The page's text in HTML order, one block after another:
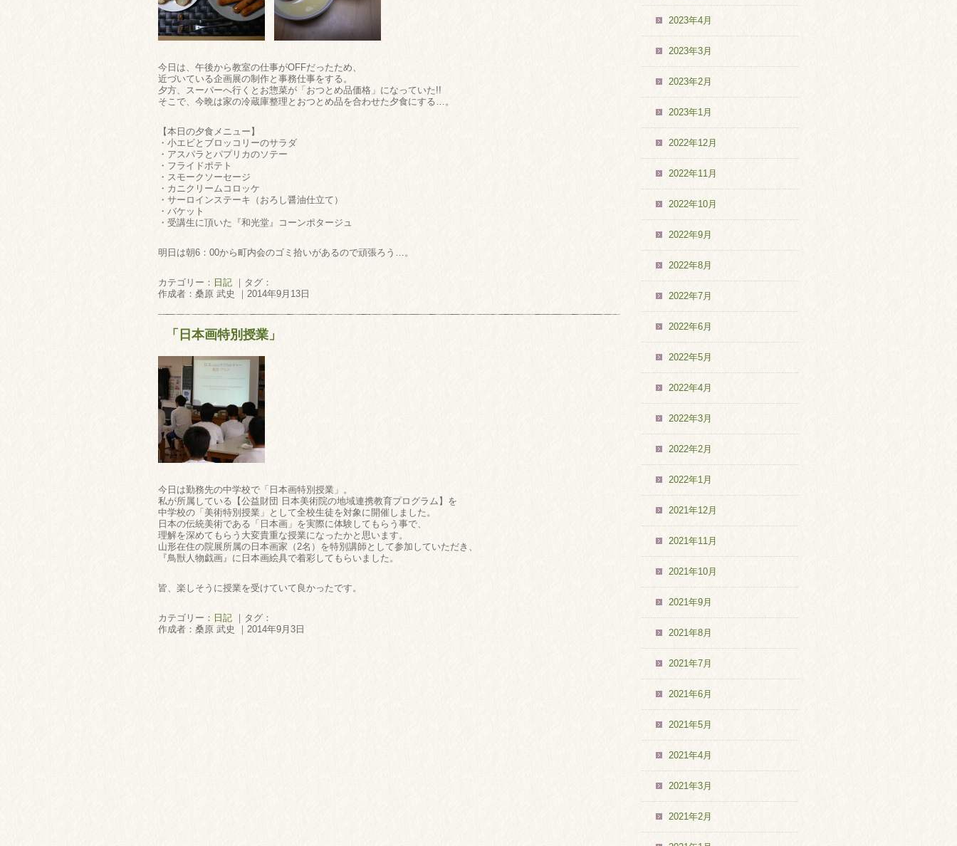
今日は、午後から教室の仕事がOFFだったため、
近づいている企画展の制作と事務仕事をする。
夕方、スーパーへ行くとお惣菜が「おつとめ品価格」になっていた!!
そこで、今晩は家の冷蔵庫整理とおつとめ品を合わせた夕食にする…。
【本日の夕食メニュー】
・小エビとブロッコリーのサラダ
・アスパラとパプリカのソテー
・フライドポテト
・スモークソーセージ
・カニクリームコロッケ
・サーロインステーキ（おろし醤油仕立て）
・バケット
・受講生に頂いた『和光堂』コーンポタージュ
明日は朝6：00から町内会のゴミ拾いがあるので頑張ろう…。
カテゴリー： 日記 ｜タグ：
作成者：桑原 武史 ｜2014年9月13日
「日本画特別授業」
今日は勤務先の中学校で「日本画特別授業」。
私が所属している【公益財団 日本美術院の地域連携教育プログラム】を
中学校の「美術特別授業」として全校生徒を対象に開催しました。
日本の伝統美術である「日本画」を実際に体験してもらう事で、
理解を深めてもらう大変貴重な授業になったかと思います。
山形在住の院展所属の日本画家（2名）を特別講師として参加していただき、
『鳥獣人物戯画』に日本画絵具で着彩してもらいました。
皆、楽しそうに授業を受けていて良かったです。
カテゴリー： 日記 ｜タグ：
作成者：桑原 武史 ｜2014年9月3日
2023年4月
2023年3月
2023年2月
2023年1月
2022年12月
2022年11月
2022年10月
2022年9月
2022年8月
2022年7月
2022年6月
2022年5月
2022年4月
2022年3月
2022年2月
2022年1月
2021年12月
2021年11月
2021年10月
2021年9月
2021年8月
2021年7月
2021年6月
2021年5月
2021年4月
2021年3月
2021年2月